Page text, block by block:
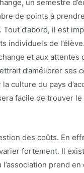
un semestre
de points à
Tout d’abord, il est
individuels de
et aux attentes
d’améliorer ses
culture du pays
facile de trouver le
des coûts. En
fortement. Il
l’association prend